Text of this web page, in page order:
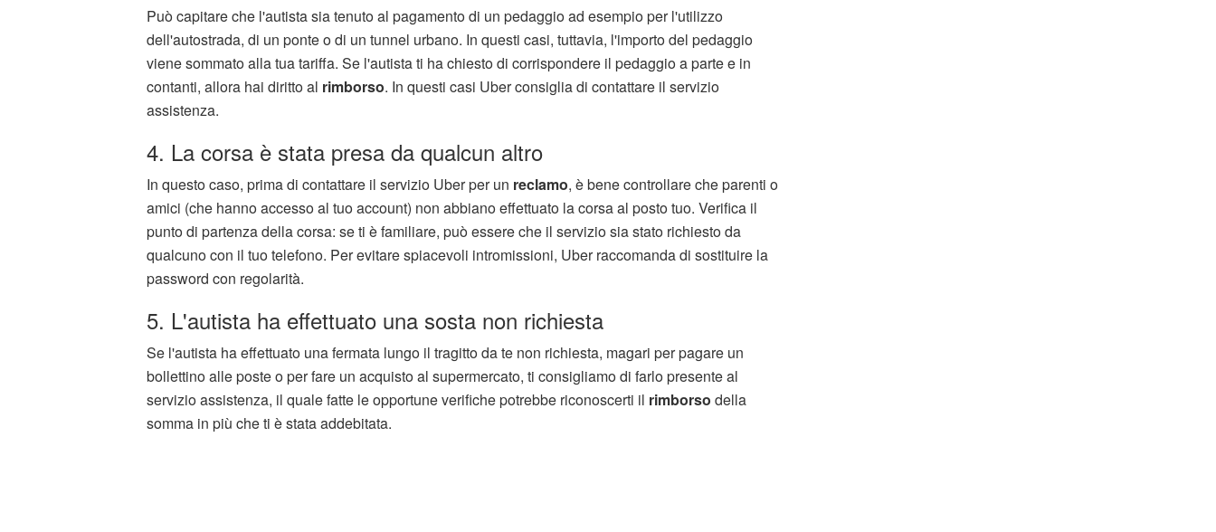
Può capitare che l'autista sia tenuto al pagamento di un pedaggio ad esempio per l'utilizzo
dell'autostrada, di un ponte o di un tunnel urbano. In questi casi, tuttavia, l'importo del pedaggio
viene sommato alla tua tariffa. Se l'autista ti ha chiesto di corrispondere il pedaggio a parte e in
contanti, allora hai diritto al rimborso. In questi casi Uber consiglia di contattare il servizio
assistenza.
4. La corsa è stata presa da qualcun altro
In questo caso, prima di contattare il servizio Uber per un reclamo, è bene controllare che parenti o
amici (che hanno accesso al tuo account) non abbiano effettuato la corsa al posto tuo. Verifica il
punto di partenza della corsa: se ti è familiare, può essere che il servizio sia stato richiesto da
qualcuno con il tuo telefono. Per evitare spiacevoli intromissioni, Uber raccomanda di sostituire la
password con regolarità.
5. L'autista ha effettuato una sosta non richiesta
Se l'autista ha effettuato una fermata lungo il tragitto da te non richiesta, magari per pagare un
bollettino alle poste o per fare un acquisto al supermercato, ti consigliamo di farlo presente al
servizio assistenza, il quale fatte le opportune verifiche potrebbe riconoscerti il rimborso della
somma in più che ti è stata addebitata.